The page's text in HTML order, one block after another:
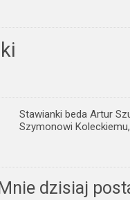
Stawianki beda Artur
Szymonowi
dzisiaj